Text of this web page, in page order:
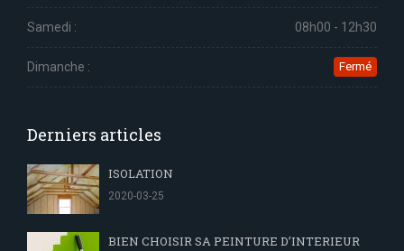
Samedi : 08h00 - 12h30
Dimanche : Fermé
Derniers articles
ISOLATION
2020-03-25
BIEN CHOISIR SA PEINTURE D’INTERIEUR